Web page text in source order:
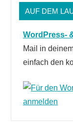
AUF DEM
WordPress-
Mail in
einfach den